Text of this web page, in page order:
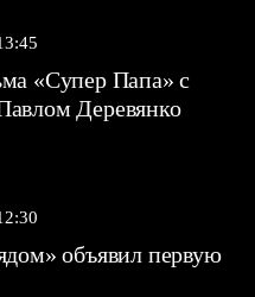
«Супер Папа» с
Деревянко
объявил первую